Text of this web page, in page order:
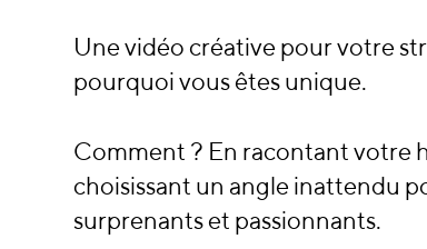
Une vidéo créative pour votre
pourquoi vous êtes unique.
Comment ? En racontant votre
choisissant un angle inattendu
surprenants et passionnants.